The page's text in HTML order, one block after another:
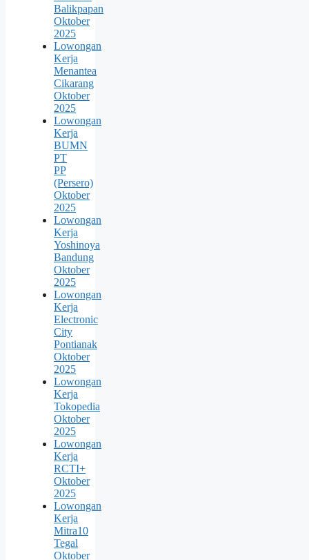
Balikpapan
Oktober
2025
Lowongan
Kerja
Menantea
Cikarang
Oktober
2025
Lowongan
Kerja
BUMN
PT
PP
(Persero)
Oktober
2025
Lowongan
Kerja
Yoshinoya
Bandung
Oktober
2025
Lowongan
Kerja
Electronic
City
Pontianak
Oktober
2025
Lowongan
Kerja
Tokopedia
Oktober
2025
Lowongan
Kerja
RCTI+
Oktober
2025
Lowongan
Kerja
Mitra10
Tegal
Oktober